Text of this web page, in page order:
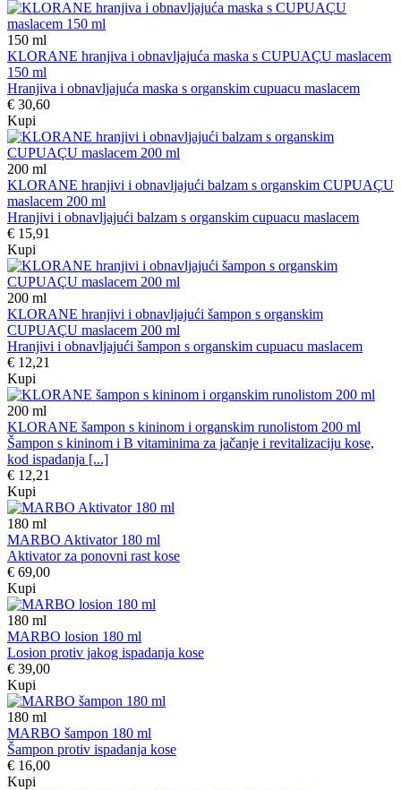
150 ml
KLORANE hranjiva i obnavljajuća maska s CUPUAÇU maslacem
150 ml
Hranjiva i obnavljajuća maska s organskim cupuacu maslacem
€ 30,60
Kupi
200 ml
KLORANE hranjivi i obnavljajući balzam s organskim CUPUAÇU
maslacem 200 ml
Hranjivi i obnavljajući balzam s organskim cupuacu maslacem
€ 15,91
Kupi
200 ml
KLORANE hranjivi i obnavljajući šampon s organskim
CUPUAÇU maslacem 200 ml
Hranjivi i obnavljajući šampon s organskim cupuacu maslacem
€ 12,21
Kupi
200 ml
KLORANE šampon s kininom i organskim runolistom 200 ml
Šampon s kininom i B vitaminima za jačanje i revitalizaciju kose,
kod ispadanja [...]
€ 12,21
Kupi
180 ml
MARBO Aktivator 180 ml
Aktivator za ponovni rast kose
€ 69,00
Kupi
180 ml
MARBO losion 180 ml
Losion protiv jakog ispadanja kose
€ 39,00
Kupi
180 ml
MARBO šampon 180 ml
Šampon protiv ispadanja kose
€ 16,00
Kupi